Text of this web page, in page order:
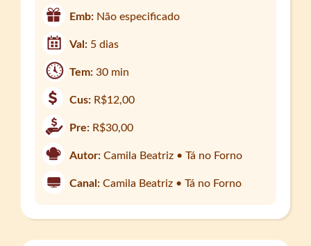
Emb: Não especificado
Val: 5 dias
Tem:30 min
Cus: R$12,00
Pre: R$30,00
Autor: Camila Beatriz • Tá no Forno
Canal: Camila Beatriz • Tá no Forno